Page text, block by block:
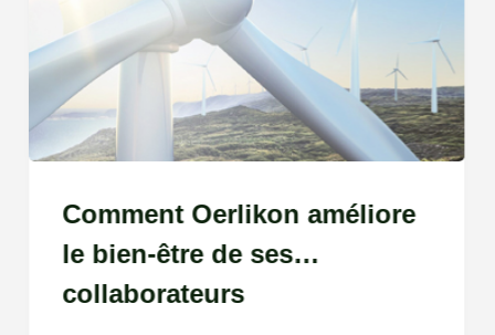
Comment Oerlikon améliore
le bien-être de ses
collaborateurs